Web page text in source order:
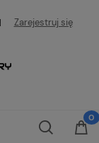
Zarejestruj się